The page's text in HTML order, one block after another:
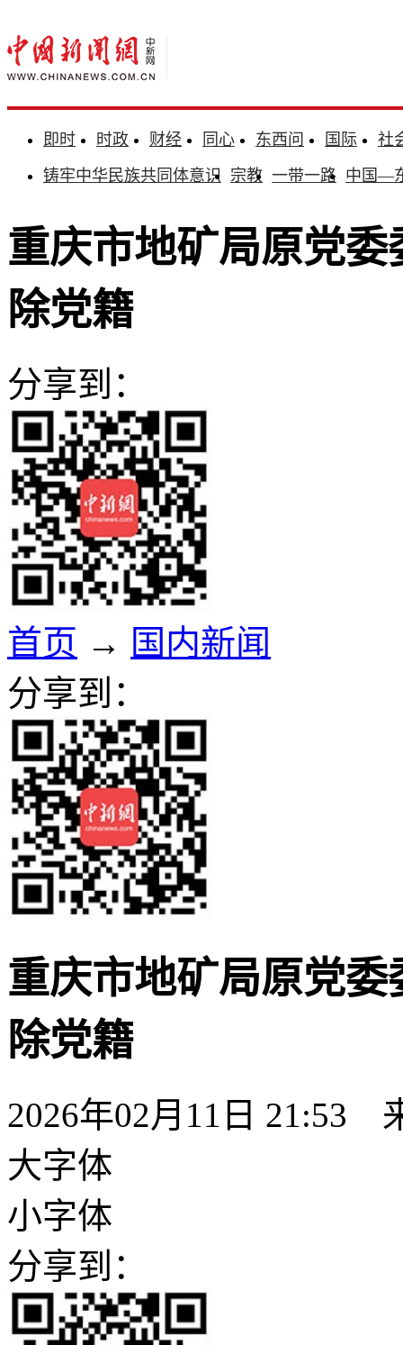
即时 时政 财经 同心 东西问 国际
社
铸牢中华民族共同体意识 宗教 一带一路 中国—
重庆市地矿局原党
除党籍
分享到：
首页 → 国内新闻
分享到：
重庆市地矿局原党
除党籍
2026年02月11日 21:53
大字体
小字体
分享到：